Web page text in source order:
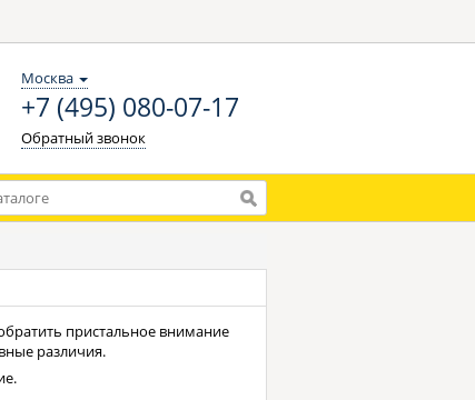
Москва
+7 (495) 080-07-17
Обратный звонок
пристальное внимание
различия.